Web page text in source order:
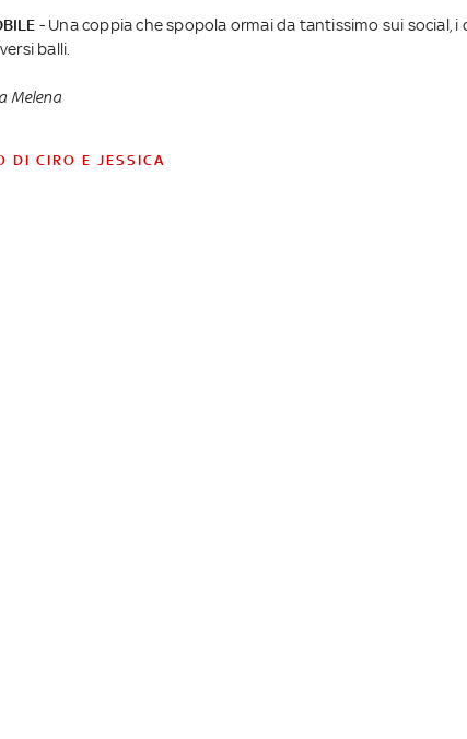
- Una coppia che spopola ormai da tantissimo sui social, i
balli.
Melena
DI CIRO E JESSICA